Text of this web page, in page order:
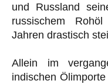
und Russland
russischem
Jahren drastisch
Allein im
indischen